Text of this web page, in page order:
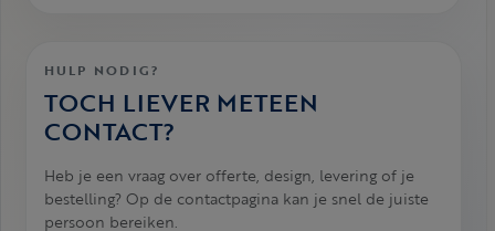
HULP NODIG?
TOCH LIEVER METEEN
CONTACT?
Heb je een vraag over offerte, design, levering of je
bestelling? Op de contactpagina kan je snel de juiste
persoon bereiken.